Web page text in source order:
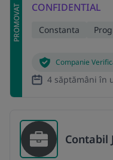
PROMOVAT CONFIDENTIAL
Constanta
Companie
4 săptămâni în
Contabil